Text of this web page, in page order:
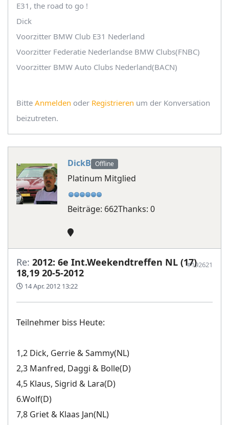
E31, the road to go !
Dick
Voorzitter BMW Club E31 Nederland
Voorzitter Federatie Nederlandse BMW Clubs(FNBC)
Voorzitter BMW Auto Clubs Nederland(BACN)
Bitte Anmelden oder Registrieren um der Konversation
beizutreten.
DickB Offline
Platinum Mitglied
Beiträge: 662Thanks: 0
Re: 2012: 6e Int.Weekendtreffen NL (17)
18,19 20-5-2012
14 Apr. 2012 13:22
#192621
Teilnehmer biss Heute:
1,2 Dick, Gerrie & Sammy(NL)
2,3 Manfred, Daggi & Bolle(D)
4,5 Klaus, Sigrid & Lara(D)
6.Wolf(D)
7,8 Griet & Klaas Jan(NL)